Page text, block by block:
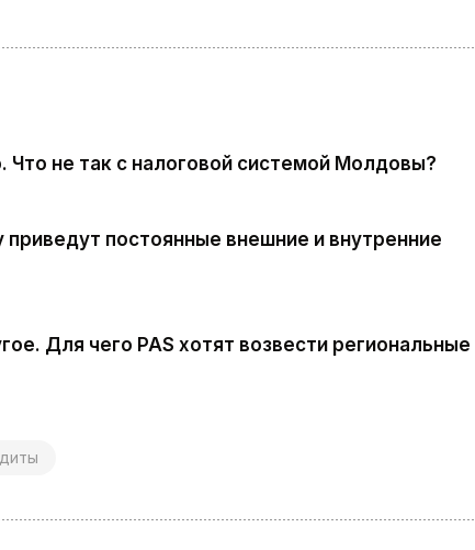
не так с налоговой системой Молдовы?
постоянные внешние и внутренние
Для чего PAS хотят возвести региональные